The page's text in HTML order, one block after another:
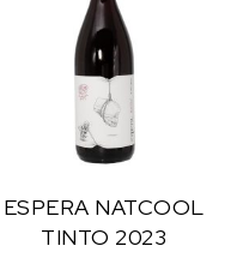
ESPERA NATCOOL
TINTO 2023